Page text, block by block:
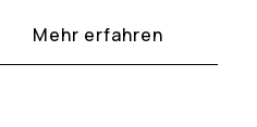
Mehr erfahren